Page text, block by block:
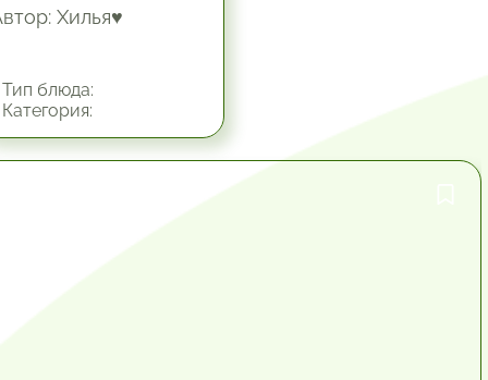
Хилья♥
блюда: